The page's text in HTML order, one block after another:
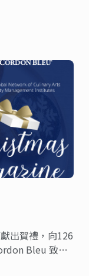
都很合適。
出賀禮，向126
Bleu 致